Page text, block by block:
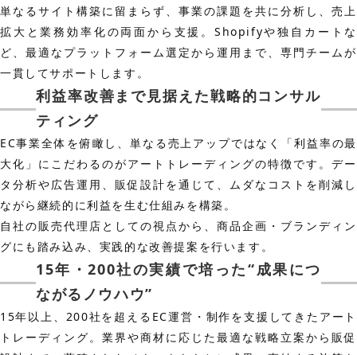
単なるサイト構築に留まらず、事業の課題を共に分析し、売上
拡大と業務効率化の両面から支援。Shopifyや独自カートな
ど、最適なプラットフォーム選定から運用まで、専門チームが
一貫してサポートします。
利益率改善まで見据えた戦略的コンサル
ティング
EC事業全体を俯瞰し、単なる売上アップではなく「利益率の最
大化」にこだわるのがアートトレーディングの特徴です。デー
タ分析や広告運用、販促設計を通じて、ムダなコストを削減し
ながら継続的に利益を生む仕組みを構築。
自社の販売代理店としての視点から、商品企画・ブランディン
グにも踏み込み、実践的な改善提案を行います。
15年・200社の実績で培った“成果につ
ながるノウハウ”
15年以上、200社を超えるEC運営・制作を支援してきたアート
トレーディング。業界や商材に応じた最適な戦略立案から販促